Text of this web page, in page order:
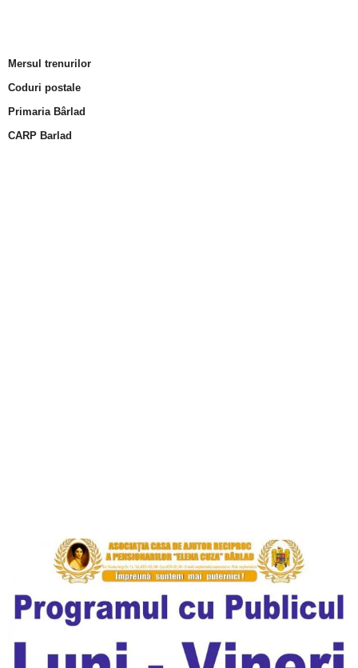
Mersul trenurilor
Coduri postale
Primaria Bârlad
CARP Barlad